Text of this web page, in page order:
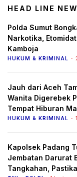
HEAD LINE
Polda Sumut
Narkotika,
Kamboja
HUKUM & KRIMINAL
Jauh dari Aceh
Wanita Digerebek
Tempat Hiburan
Diburu
HUKUM & KRIMINAL
Kapolsek Padang
Jembatan Darurat
Tangkahan,